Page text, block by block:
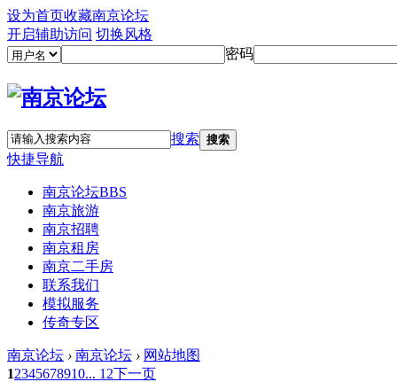
设为首页收藏南京论坛
开启辅助访问 切换风格
密码
搜索 搜索
快捷导航
南京论坛BBS
南京旅游
南京招聘
南京租房
南京二手房
联系我们
模拟服务
传奇专区
南京论坛 › 南京论坛 › 网站地图
12345678910... 12下一页